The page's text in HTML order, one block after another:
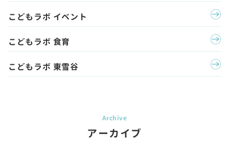
こどもラボ イベント
こどもラボ 食育
こどもラボ 東雪谷
アーカイブ